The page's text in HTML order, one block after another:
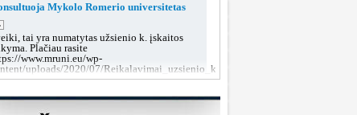
Mykolo Romerio universitetas
tai yra numatytas užsienio k. įskaitos
Plačiau rasite
www.mruni.eu/wp-
uploads/2020/07/Reikalavimai_uzsienio_kalbos_iskaitai_2018.pdf
MRU konsultacijos
Lietuvos sveikatos mokslų